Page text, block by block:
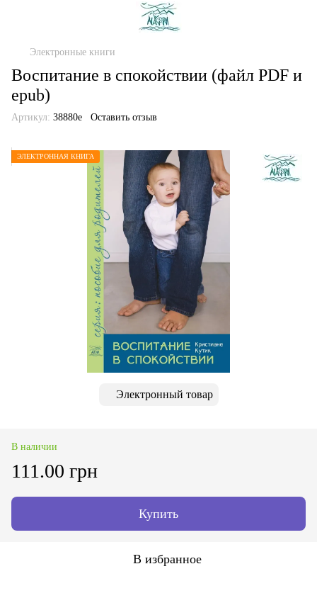
Электронные книги
Воспитание в спокойствии (файл PDF и
epub)
Артикул: 38880е Оставить отзыв
ЭЛЕКТРОННАЯ КНИГА
Электронный товар
В наличии
111.00 грн
Купить
В избранное